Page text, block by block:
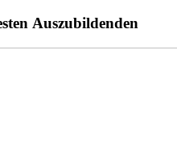
Auszubildenden